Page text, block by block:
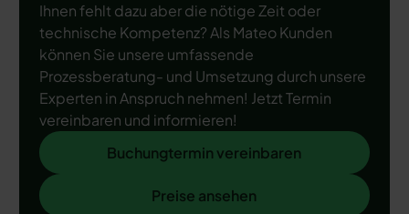
Ihnen fehlt dazu aber die nötige Zeit oder
technische Kompetenz? Als Mateo Kunden
können Sie unsere umfassende
Prozessberatung- und Umsetzung durch unsere
Experten in Anspruch nehmen! Jetzt Termin
vereinbaren und informieren!
Buchungtermin vereinbaren
Buchungtermin vereinbaren
Preise ansehen
Preise ansehen